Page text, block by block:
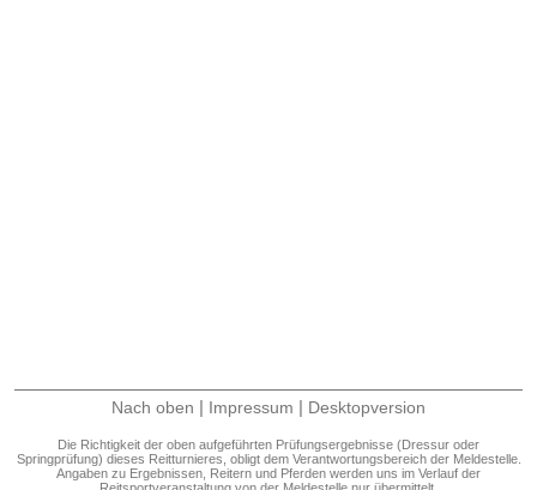
Nach oben | Impressum | Desktopversion
Die Richtigkeit der oben aufgeführten Prüfungsergebnisse (Dressur oder
Springprüfung) dieses Reitturnieres, obligt dem Verantwortungsbereich der Meldestelle.
Angaben zu Ergebnissen, Reitern und Pferden werden uns im Verlauf der